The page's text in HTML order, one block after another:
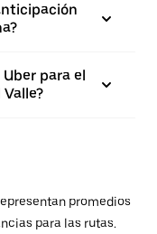
para el
promedios
para las rutas.